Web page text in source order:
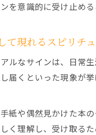
を意識的に受け止め
て現れるスピリチ
ルなサインは、日常
届くといった現象が
紙や偶然見かけた本
く理解し、受け取る